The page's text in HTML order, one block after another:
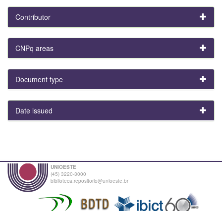
Contributor
CNPq areas
Document type
Date issued
UNIOESTE
(45) 3220-3000
biblioteca.repositorio@unioeste.br